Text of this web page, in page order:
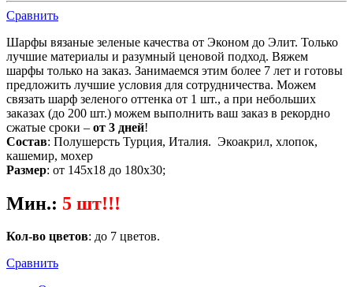
Сравнить
Шарфы вязаные зеленые качества от Эконом до Элит. Только
лучшие материалы и разумный ценовой подход. Вяжем
шарфы только на заказ. Занимаемся этим более 7 лет и готовы
предложить лучшие условия для сотрудничества. Можем
связать шарф зеленого оттенка от 1 шт., а при небольших
заказах (до 200 шт.) можем выполнить ваш заказ в рекордно
сжатые сроки – от 3 дней!
Состав: Полушерсть Турция, Италия. Экоакрил, хлопок,
кашемир, мохер
Размер: от 145х18 до 180х30;
Мин.: 5 шт!!!
Кол-во цветов: до 7 цветов.
Сравнить